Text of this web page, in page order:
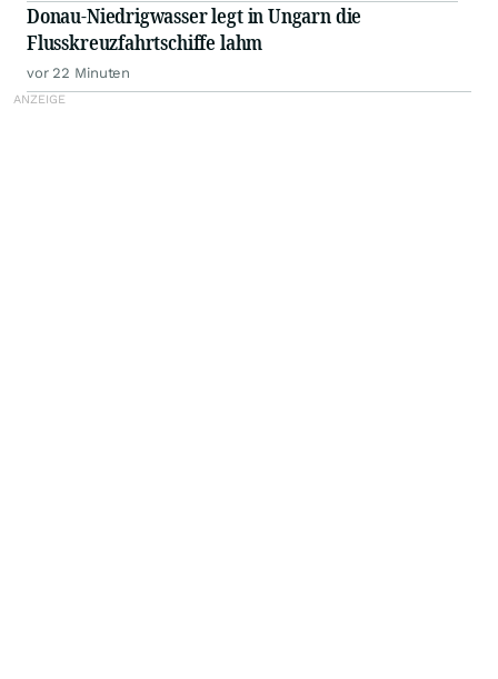
Donau-Niedrigwasser legt in Ungarn die
Flusskreuzfahrtschiffe lahm
vor 22 Minuten